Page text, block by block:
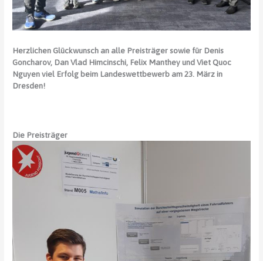
Herzlichen Glückwunsch an alle Preisträger sowie für Denis
Goncharov, Dan Vlad Himcinschi, Felix Manthey und Viet Quoc
Nguyen viel Erfolg beim Landeswettbewerb am 23. März in
Dresden!
Die Preisträger